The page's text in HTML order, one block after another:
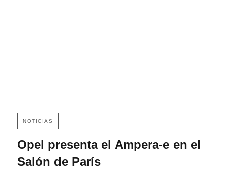
NOTICIAS
Opel presenta el Ampera-e en el
Salón de París